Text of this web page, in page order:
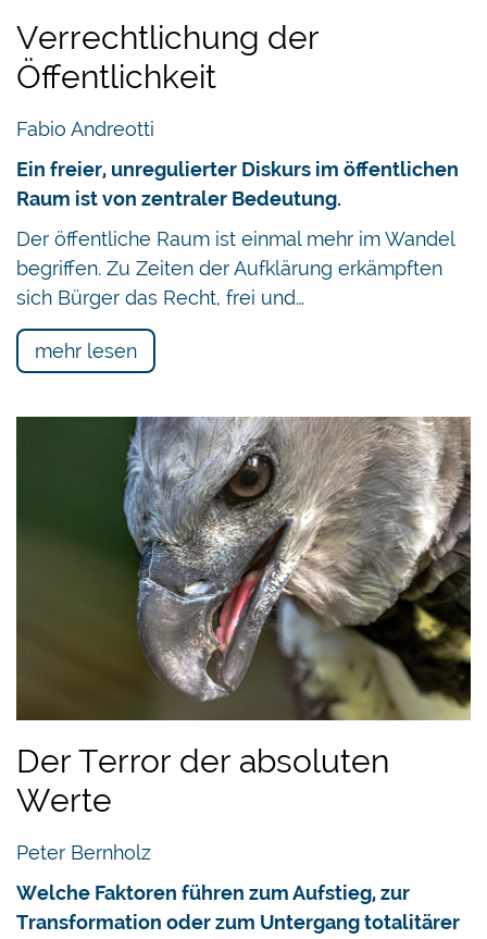
Verrechtlichung der
Öffentlichkeit
Fabio Andreotti
Ein freier, unregulierter Diskurs im öffentlichen
Raum ist von zentraler Bedeutung.
Der öffentliche Raum ist einmal mehr im Wandel
begriffen. Zu Zeiten der Aufklärung erkämpften
sich Bürger das Recht, frei und…
mehr lesen
Der Terror der absoluten
Werte
Peter Bernholz
Welche Faktoren führen zum Aufstieg, zur
Transformation oder zum Untergang totalitärer